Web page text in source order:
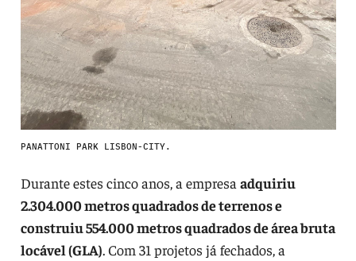
PANATTONI PARK LISBON-CITY.
Durante estes cinco anos, a empresa adquiriu
2.304.000 metros quadrados de terrenos e
construiu 554.000 metros quadrados de área bruta
locável (GLA). Com 31 projetos já fechados, a